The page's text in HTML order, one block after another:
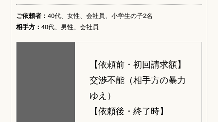
ご依頼者：40代、女性、会社員、小学生の子2名
相手方：40代、男性、会社員
【依頼前・初回請求額】
交渉不能（相手方の暴力
ゆえ）
【依頼後・終了時】